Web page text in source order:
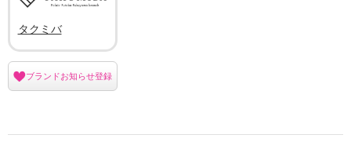
タクミバ
ブランドお知らせ登録